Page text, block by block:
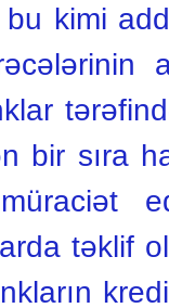
kimi
bir sıra
təklif